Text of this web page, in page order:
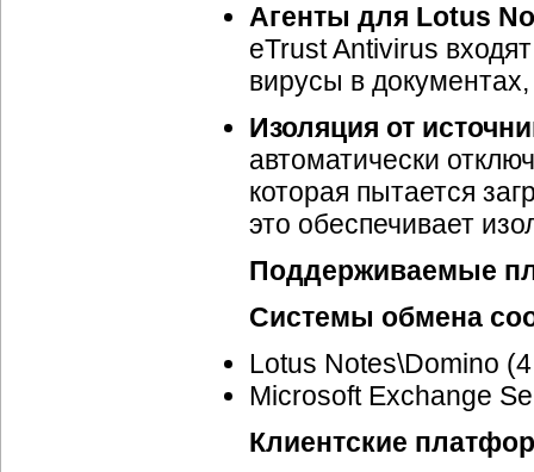
Агенты для Lotus
eTrust Antivirus
вирусы в
Изоляция от
автоматически
которая пытается
это обеспечивает
Поддерживаемые
Системы обмена
Lotus Notes\Domino
Microsoft Exchange
Клиентские